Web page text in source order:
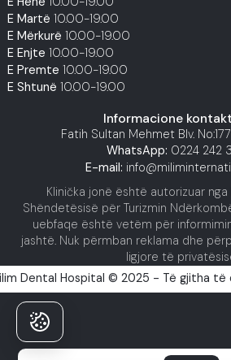
E Martë 10.00-19.00
E Mërkurë 10.00-19.00
E Enjte 10.00-19.00
E Premte 10.00-19.00
E Shtunë 10.00-19.00
Informacione
Fatih Sultan Mehmet Blv.
WhatsApp: 0224 242
E-mail:
Klinička jonë është autorizuar
Shëndetësisë për Turizmin
uebfaqe është vetëm për
jashtë. Nuk përmban reklama dhe
ligjore të
Dental Hospital © 2025 - Të gjitha